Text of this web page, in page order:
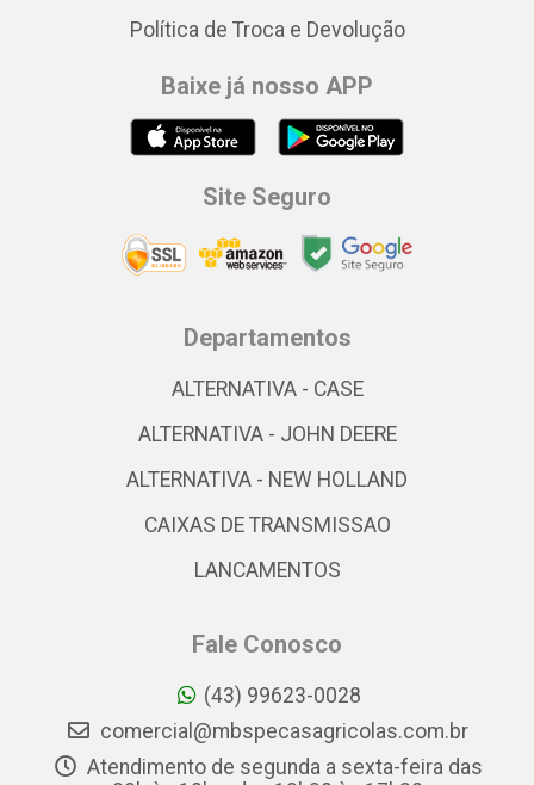
Política de Troca e Devolução
Baixe já nosso APP
Site Seguro
Departamentos
ALTERNATIVA - CASE
ALTERNATIVA - JOHN DEERE
ALTERNATIVA - NEW HOLLAND
CAIXAS DE TRANSMISSAO
LANCAMENTOS
Fale Conosco
(43) 99623-0028
comercial@mbspecasagricolas.com.br
Atendimento de segunda a sexta-feira das